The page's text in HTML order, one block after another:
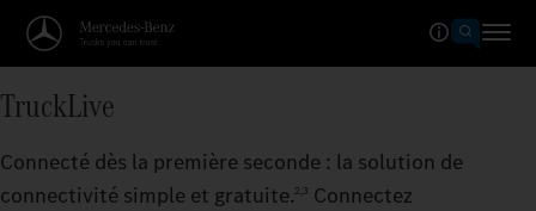
TruckLive
Connecté dès la première seconde : la solution de
connectivité simple et gratuite.2,3 Connectez